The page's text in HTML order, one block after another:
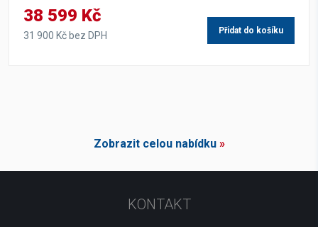
38 599 Kč
31 900 Kč bez DPH Přidat do košíku
Zobrazit celou nabídku»
KONTAKT